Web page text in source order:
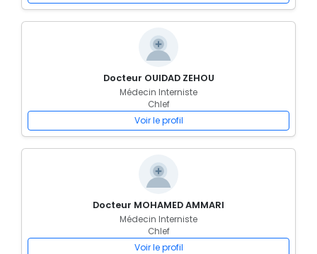
Docteur OUIDAD ZEHOU
Médecin Interniste
Chlef
Voir le profil
Docteur MOHAMED AMMARI
Médecin Interniste
Chlef
Voir le profil